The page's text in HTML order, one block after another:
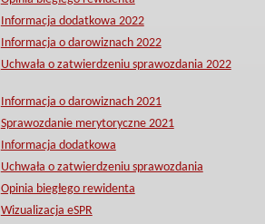
Informacja dodatkowa 2022
Informacja o darowiznach 2022
Uchwała o zatwierdzeniu sprawozdania 2022
Informacja o darowiznach 2021
Sprawozdanie merytoryczne 2021
Informacja dodatkowa
Uchwała o zatwierdzeniu sprawozdania
Opinia biegłego rewidenta
Wizualizacja eSPR